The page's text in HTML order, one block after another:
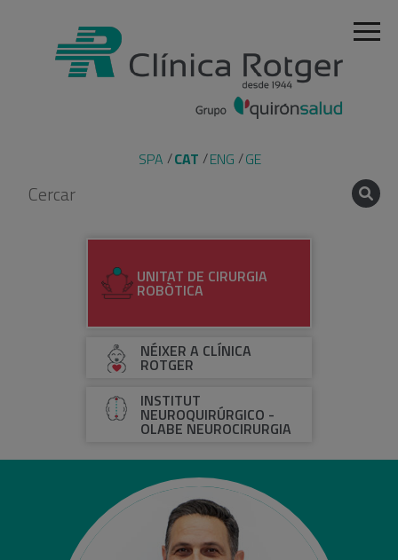
SPA CAT ENG GE
UNITAT DE CIRURGIA
ROBÒTICA
NÉIXER A CLÍNICA
ROTGER
INSTITUT
NEUROQUIRÚRGICO -
OLABE NEUROCIRURGIA